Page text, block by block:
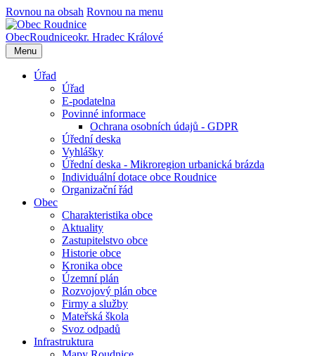
Rovnou na obsah Rovnou na menu
ObecRoudniceokr. Hradec Králové
Menu
Úřad
Úřad
E-podatelna
Povinné informace
Ochrana osobních údajů - GDPR
Úřední deska
Vyhlášky
Úřední deska - Mikroregion urbanická brázda
Individuální dotace obce Roudnice
Organizační řád
Obec
Charakteristika obce
Aktuality
Zastupitelstvo obce
Historie obce
Kronika obce
Územní plán
Rozvojový plán obce
Firmy a služby
Mateřská škola
Svoz odpadů
Infrastruktura